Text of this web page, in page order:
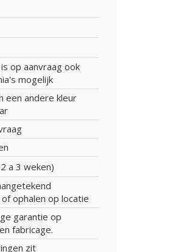
op aanvraag ook
mogelijk
een andere kleur
a 3 weken)
ophalen op locatie
garantie op
fabricage.
zit